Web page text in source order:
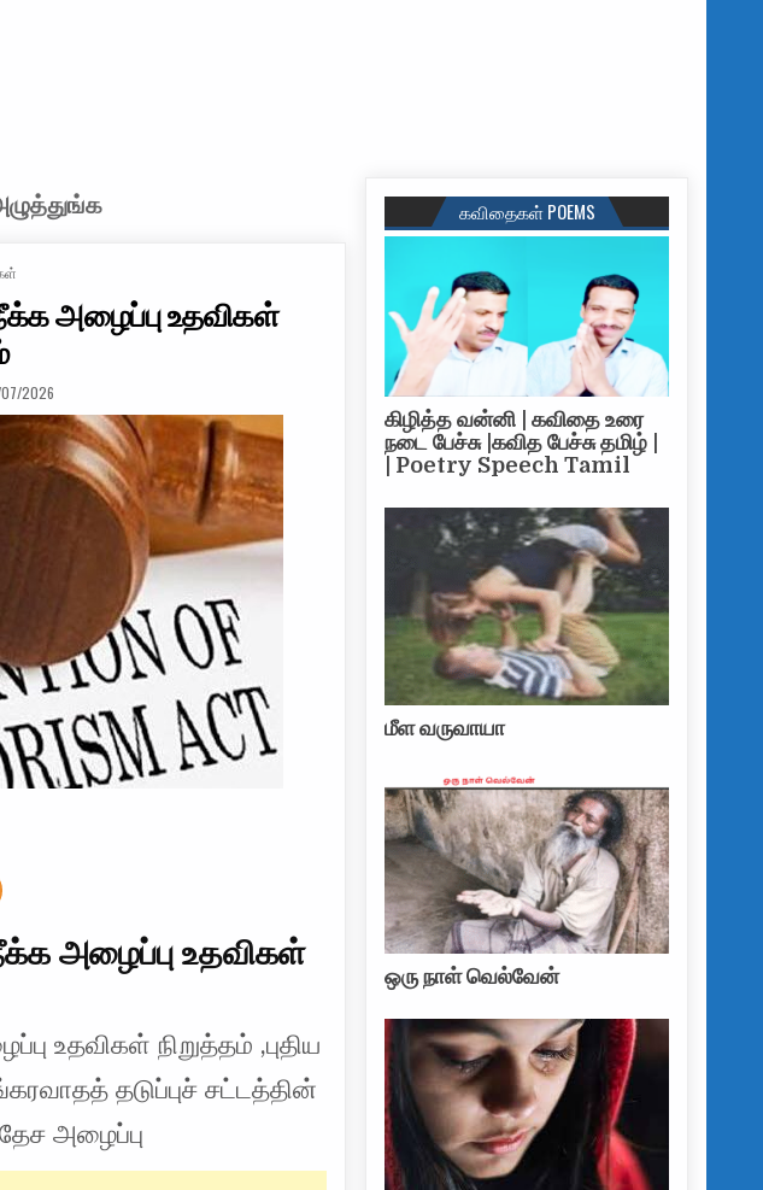
அழைப்பு உதவிகள்
DATE:
2026
அழைப்பு உதவிகள்
உதவிகள் நிறுத்தம் ,புதிய
தடுப்புச் சட்டத்தின்
அழைப்பு
கவிதைகள் POEMS
கிழித்த வன்னி | கவிதை உரை
நடை பேச்சு |கவித பேச்சு தமிழ் |
| Poetry Speech Tamil
மீள வருவாயா
ஒரு நாள் வெல்வேன்